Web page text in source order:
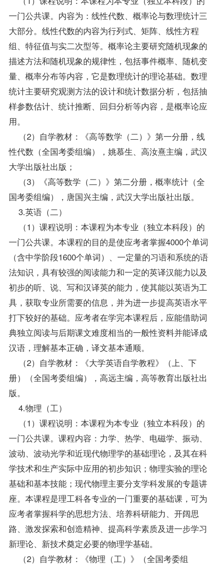
一门公共课。内容为： 线性代数、概率论与数理统计三
大部分。线性代数的内容为行列式、矩阵、线性方程
组、特征值与实二次型等。概率论主要研究随机现象的
描述方法和随机现象的规律性，包括事件概率、随机变
量、概率分布等内容，它是数理统计的理论基础。数理
统计主要研究观测方法的设计和统计数据分析，包括抽
样参数估计、统计推断、回归分析等内容，是概率论应
用。
（2）自学教材：《高等数学（二）》第一分册，线
性代数（全国考委组编），姚慕生、高汝熹主编，武汉
大学出版社出版；
（3）《高等数学（二）》第二分册，概率统计（全
国考委组编），唐国兴主编，武汉大学出版社出版。
3.英语（二）
（1）课程说明：本课程为本专业（独立本科段）的
一门公共课。本课程的目的是使应考者掌握4000个单词
（含中学阶段1600个单词）、一定量的习语和系统的语
法知识，具有较强的阅读能力和一定的英译汉能力以及
初步的听、说、写和汉译英的能力，使其能以英语为工
具，获取专业所需要的信息，并为进一步提高英语水平
打下较好的基础。应考者在学完本课程后，应能借助词
典独立阅读与后期课文难度相当的一般性资料并能译成
汉语，理解基本正确，译文基本通顺。
（2）自学教材：《大学英语自学教程》（上、下
册）（全国考委组编），高远主编，高等教育出版社出
版。
4.物理（工）
（1）课程说明：本课程为本专业（独立本科段）的
一门公共课。课程内容：力学、热学、电磁学、振动、
波动、波动光学和近现代物理学的基础理论，及其在科
学技术和生产实际中应用的初步知识；物理实验的理论
基础和基本技能；现代物理主要分支学科发展的专题讲
座。本课程是理工科各专业的一门重要的基础课，可为
应考者掌握科学的思想方法、培养科研能力、开阔思
路、激发探索和创造精神、提高科学素质及进一步学习
新理论、新技术奠定必要的物理学基础。
（2）自学教材：《物理（工）》（全国考委组